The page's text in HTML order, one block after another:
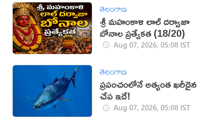
తెలంగాణ
శ్రీ మహంకాళి లాల్ దర్వాజా
బోనాల ప్రత్యేకత (18/20)
Aug 07, 2026, 05:08 IST
తెలంగాణ
ప్రపంచంలోనే అత్యంత ఖరీదైన
చేప ఇదే!
Aug 07, 2026, 05:08 IST